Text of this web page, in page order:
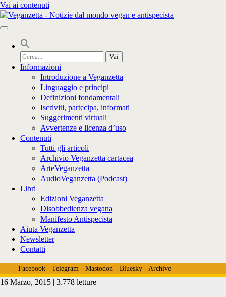
Vai ai contenuti
Cerca
per:
Informazioni
Introduzione a Veganzetta
Linguaggio e principi
Definizioni fondamentali
Iscriviti, partecipa, informati
Suggerimenti virtuali
Avvertenze e licenza d’uso
Contenuti
Tutti gli articoli
Archivio Veganzetta cartacea
ArteVeganzetta
AudioVeganzetta (Podcast)
Libri
Edizioni Veganzetta
Disobbedienza vegana
Manifesto Antispecista
Aiuta Veganzetta
Newsletter
Contatti
Facebook- Telegram- Mastodon- Bluesky- Archive
16 Marzo, 2015 | 3.778 letture